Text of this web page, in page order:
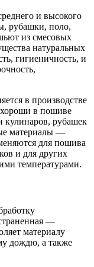
и высокого
рубашки, поло,
из смесовых
натуральных
гигиеничность, и
в производстве
в пошиве
кулинаров, рубашек
материалы —
для пошива
и для других
температурами.
—
материалу
дождю, а также